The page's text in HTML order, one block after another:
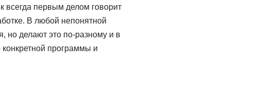
всегда первым делом говорит
В любой непонятной
но делают это по-разному и в
конкретной программы и